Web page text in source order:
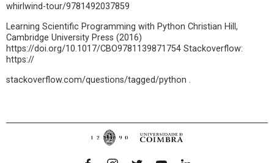
whirlwind-tour/9781492037859
Learning Scientific Programming with Python Christian Hill,
Cambridge University Press (2016)
https://doi.org/10.1017/CBO9781139871754 Stackoverflow:
https://
stackoverflow.com/questions/tagged/python .